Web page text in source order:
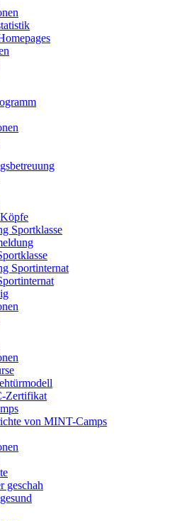
Sportklasse
Sportinternat
Zertifikat
von MINT-Camps
geschah